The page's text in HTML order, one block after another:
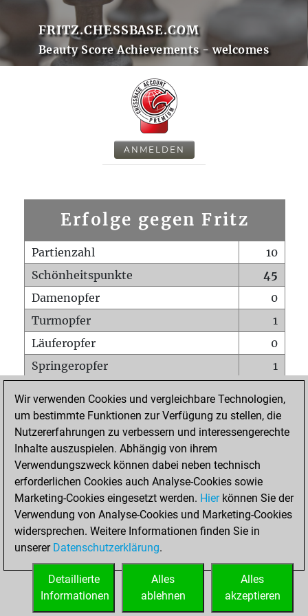
FRITZ.CHESSBASE.COM
Beauty Score Achievements - welcomes
ANMELDEN
Erfolge gegen Fritz
Partienzahl
10
Schönheitspunkte
45
Damenopfer
0
Turmopfer
1
Läuferopfer
0
Springeropfer
1
Matt auf vollem Brett
0
Bauer setzt Matt
0
Erstickte Matts
Unterverwandlungen
Türme auf der siebten
0
STARTSEITE
Wir verwenden Cookies und vergleichbare Technologien,
um bestimmte Funktionen zur Verfügung zu stellen, die
Nutzererfahrungen zu verbessern und interessengerechte
Inhalte auszuspielen. Abhängig von ihrem
Verwendungszweck können dabei neben technisch
erforderlichen Cookies auch Analyse-Cookies sowie
Marketing-Cookies eingesetzt werden. Hierkönnen Sie der
Verwendung von Analyse-Cookies und Marketing-Cookies
widersprechen. Weitere Informationen finden Sie in
unserer Datenschutzerklärung.
Alles
akzeptieren
Alles
ablehnen
Detaillierte
Informationen